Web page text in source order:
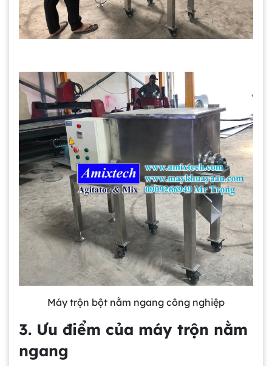
Máy trộn bột nằm ngang công nghiệp
3. Ưu điểm của máy trộn nằm
ngang